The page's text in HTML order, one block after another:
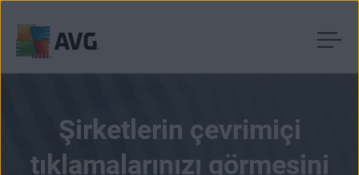
Şirketlerin çevrimiçi
tıklamalarınızı görmesini